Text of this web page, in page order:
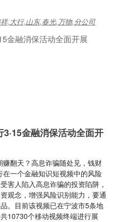
,大行,山东,春光,万物,分公司
金融消保活动全面开
赚翻天？高息诈骗随处见，钱财
在一个金融知识短视频中的风险
害人陷入高息诈骗的投资陷阱，
观念，增强风险识别能力，要通
。目前该视频已在宁波市5条地
10730个移动视频终端进行展